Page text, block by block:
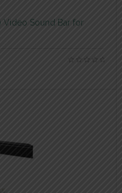
Video Sound Bar for